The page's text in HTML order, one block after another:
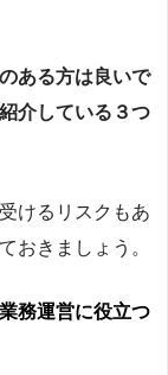
ある方は良いで
介している３つ
けるリスクもあ
おきましょう。
務運営に役立つ